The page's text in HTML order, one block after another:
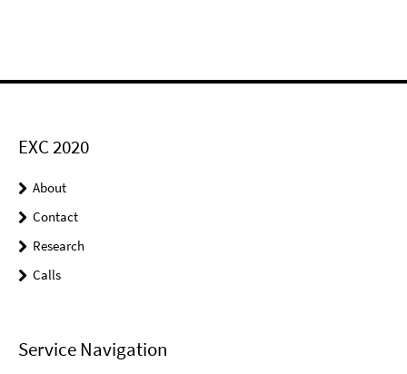
EXC 2020
About
Contact
Research
Calls
Service Navigation